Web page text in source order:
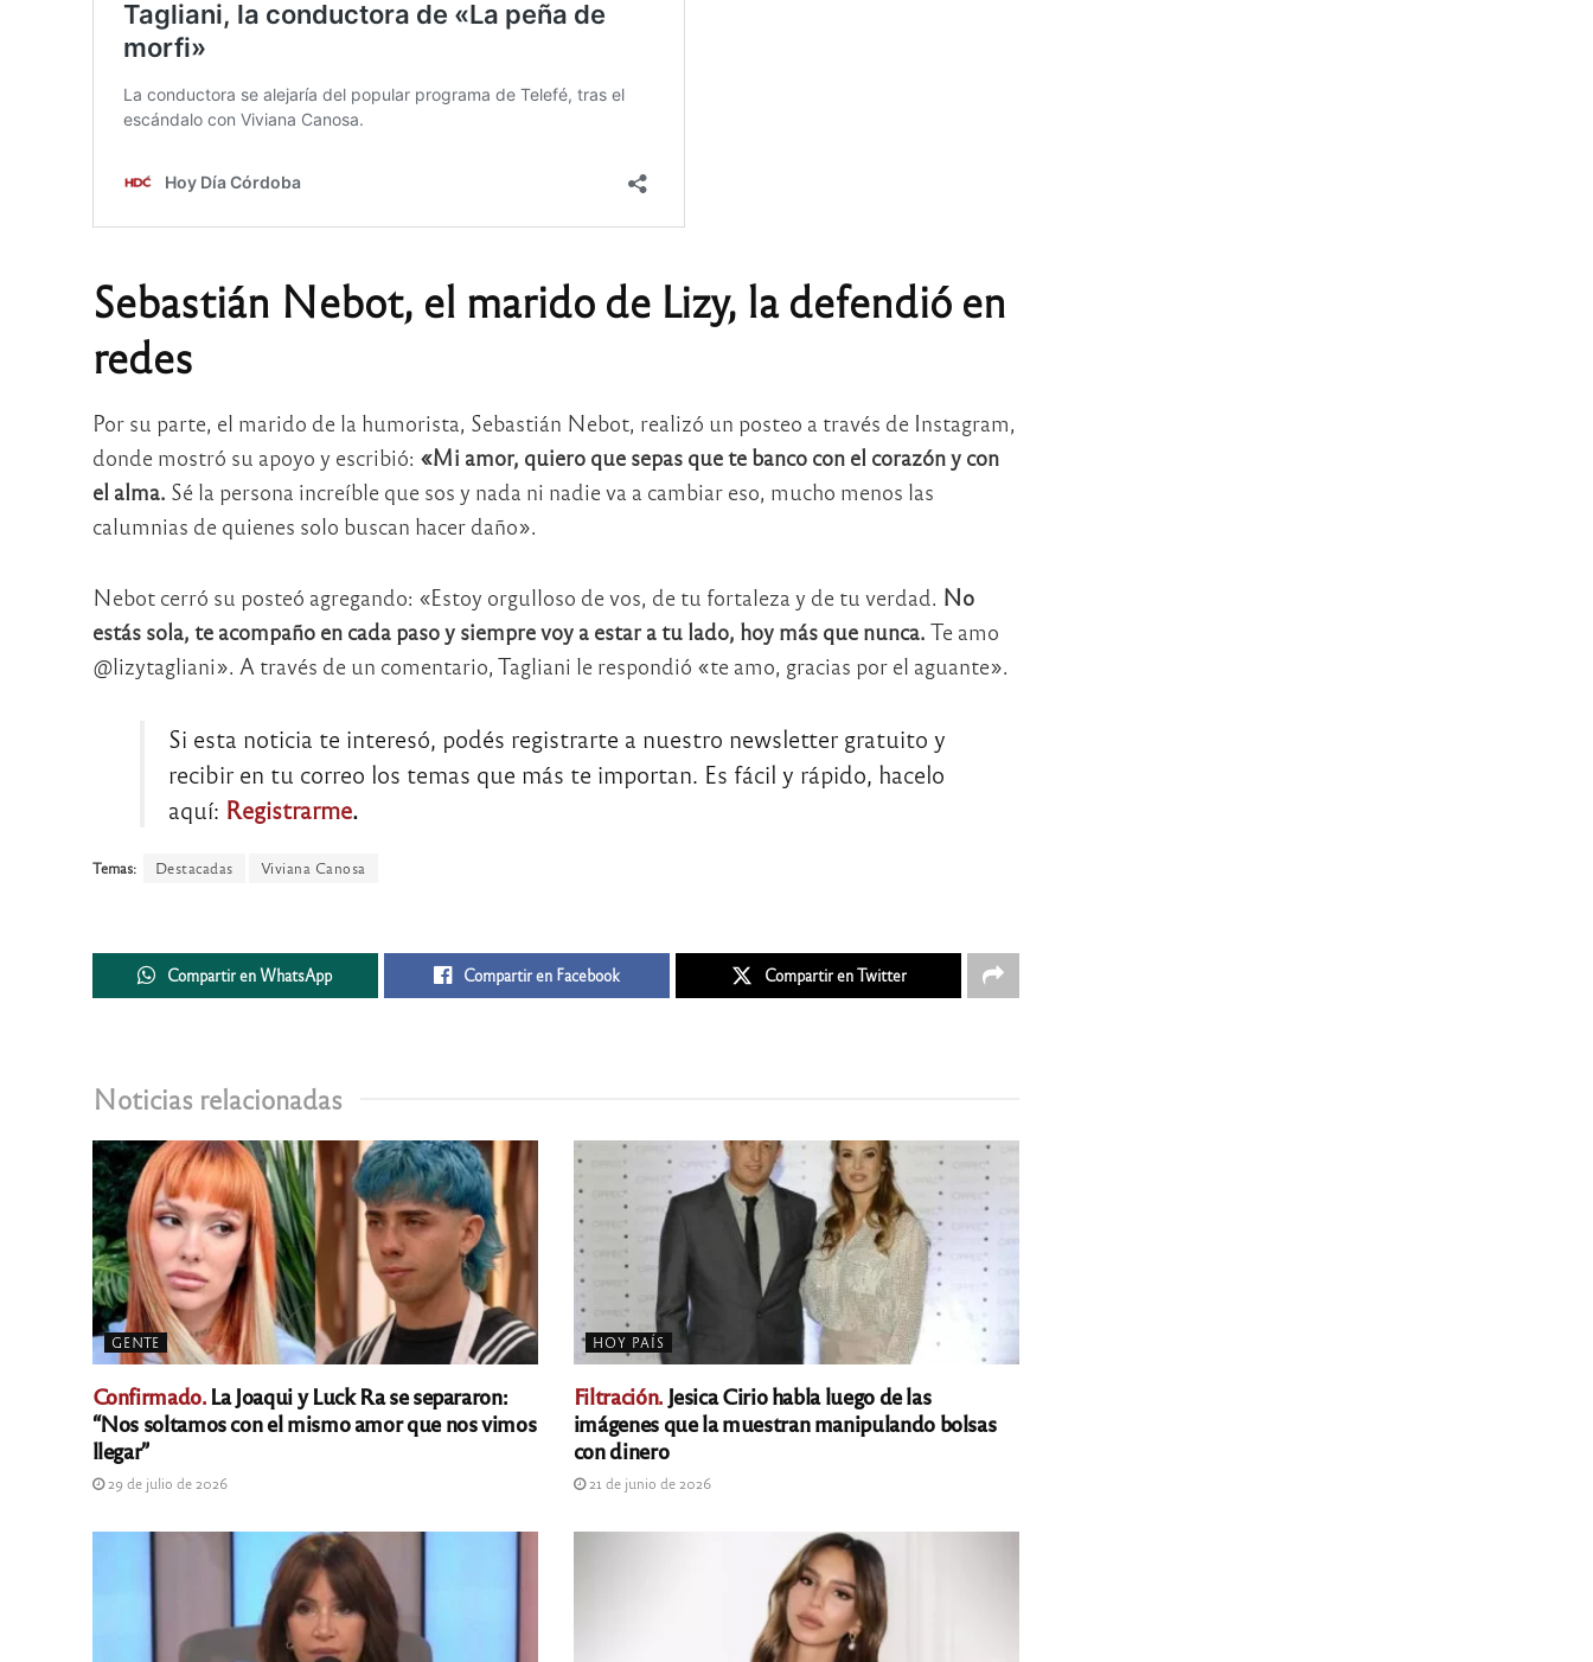
Sebastián Nebot, el marido de Lizy, la defendió en
redes
Por su parte, el marido de la humorista, Sebastián Nebot, realizó un posteo a través de Instagram,
donde mostró su apoyo y escribió: «Mi amor, quiero que sepas que te banco con el corazón y con
el alma. Sé la persona increíble que sos y nada ni nadie va a cambiar eso, mucho menos las
calumnias de quienes solo buscan hacer daño».
Nebot cerró su posteó agregando: «Estoy orgulloso de vos, de tu fortaleza y de tu verdad. No
estás sola, te acompaño en cada paso y siempre voy a estar a tu lado, hoy más que nunca. Te amo
@lizytagliani». A través de un comentario, Tagliani le respondió «te amo, gracias por el aguante».
Si esta noticia te interesó, podés registrarte a nuestro newsletter gratuito y
recibir en tu correo los temas que más te importan. Es fácil y rápido, hacelo
aquí: Registrarme.
Temas: Destacadas Viviana Canosa
Compartir en WhatsApp Compartir en Facebook Compartir en Twitter
Noticias relacionadas
GENTE
Confirmado.La Joaqui y Luck Ra se separaron:
“Nos soltamos con el mismo amor que nos vimos
llegar”
29 de julio de 2026
HOY PAÍS
Filtración.Jesica Cirio habla luego de las
imágenes que la muestran manipulando bolsas
con dinero
21 de junio de 2026